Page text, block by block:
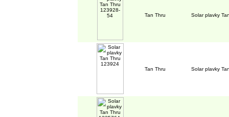
Tan Thru Solar plavky
Tan Thru Solar plavky